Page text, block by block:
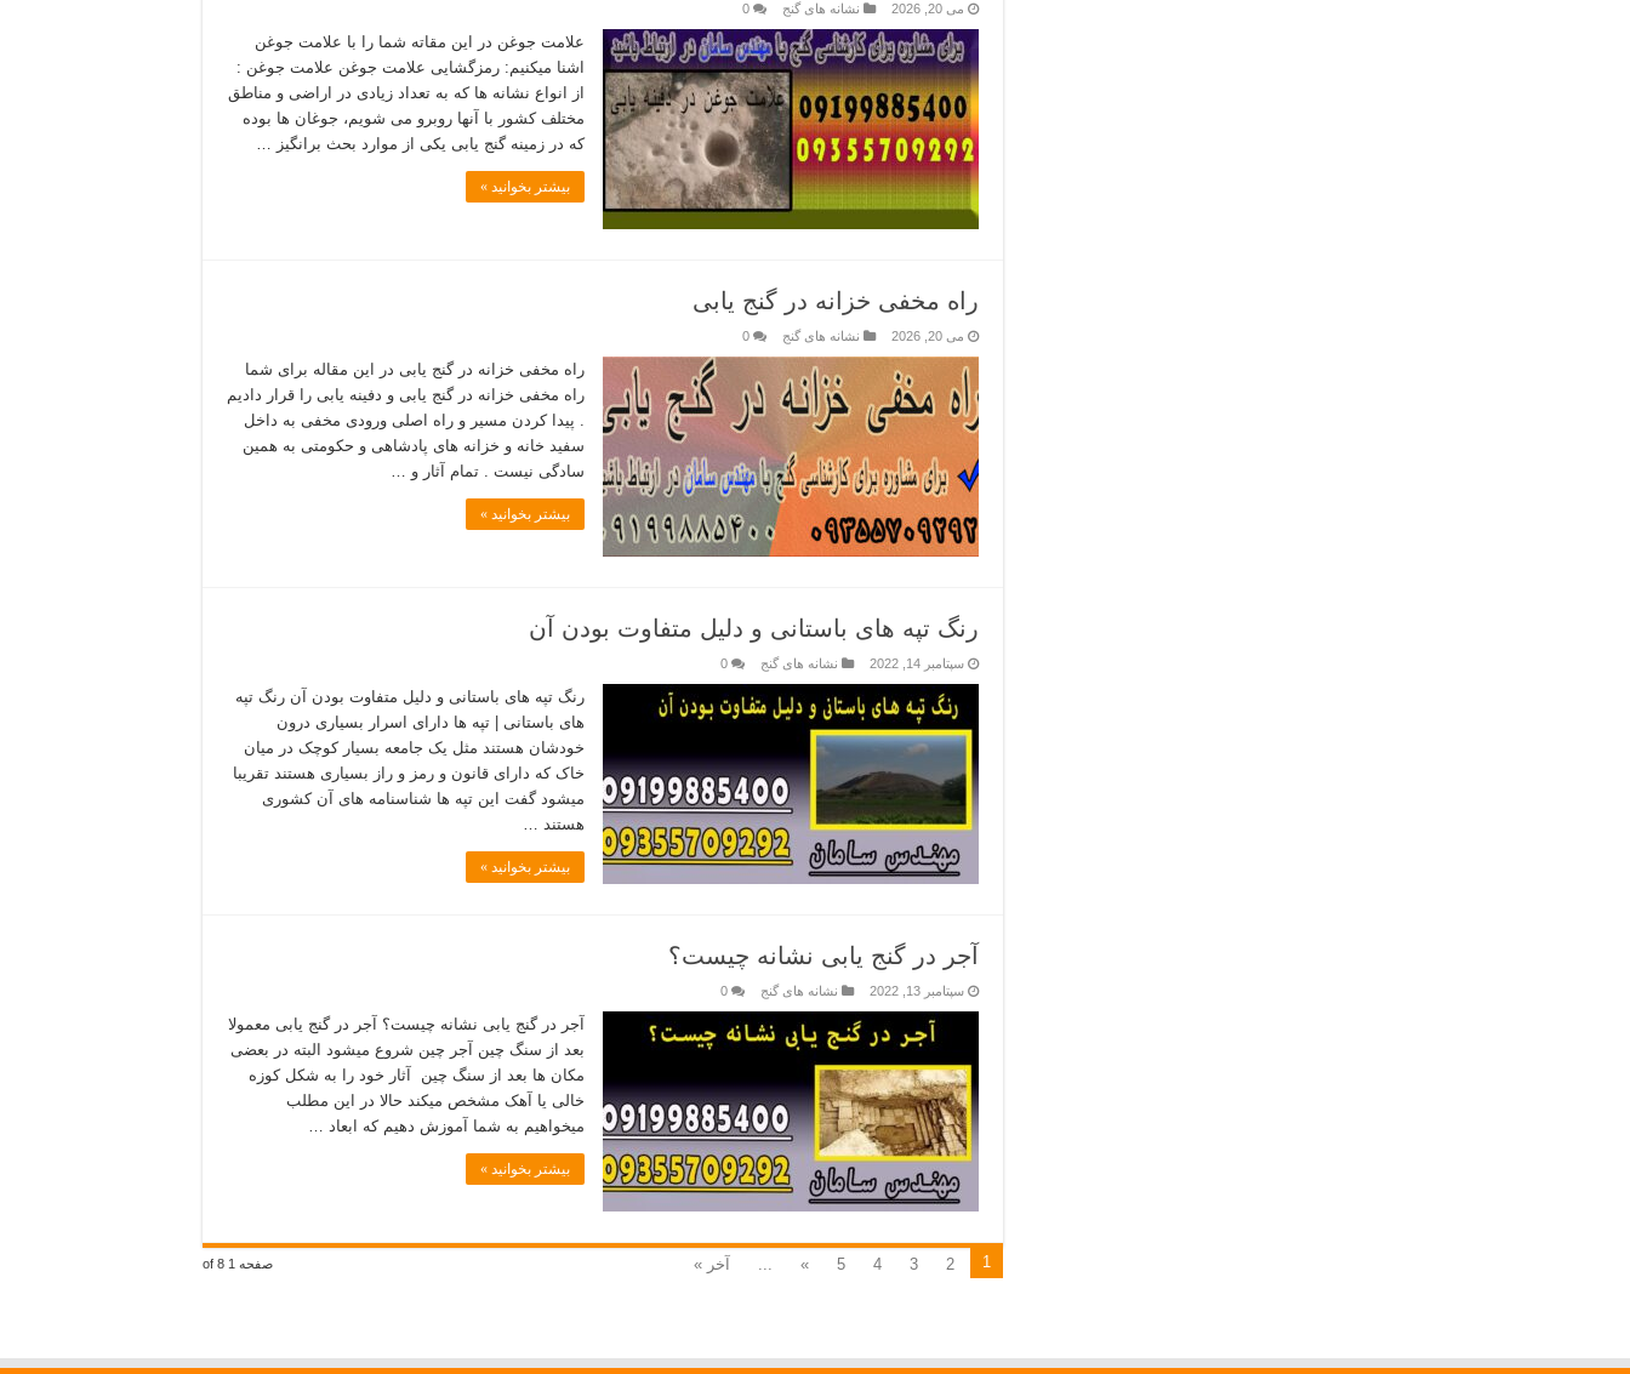
می 20, 2026 نشانه های گنج 0
علامت جوغن در این مقاته شما را با علامت جوغن
اشنا میکنیم: رمزگشایی علامت جوغن علامت جوغن :
از انواع نشانه ها که به تعداد زیادی در اراضی و مناطق
مختلف کشور با آنها روبرو می شویم، جوغان ها بوده
که در زمینه گنج یابی یکی از موارد بحث برانگیز …
بیشتر بخوانید »
راه مخفی خزانه در گنج یابی
می 20, 2026 نشانه های گنج 0
راه مخفی خزانه در گنج یابی در این مقاله برای شما
راه مخفی خزانه در گنج یابی و دفینه یابی را قرار دادیم
. پیدا کردن مسیر و راه اصلی ورودی مخفی به داخل
سفید خانه و خزانه های پادشاهی و حکومتی به همین
سادگی نیست . تمام آثار و …
بیشتر بخوانید »
رنگ تپه های باستانی و دلیل متفاوت بودن آن
سپتامبر 14, 2022 نشانه های گنج 0
رنگ تپه های باستانی و دلیل متفاوت بودن آن رنگ تپه
های باستانی | تپه ها دارای اسرار بسیاری درون
خودشان هستند مثل یک جامعه بسیار کوچک در میان
خاک که دارای قانون و رمز و راز بسیاری هستند تقریبا
میشود گفت این تپه ها شناسنامه های آن کشوری
هستند …
بیشتر بخوانید »
آجر در گنج یابی نشانه چیست؟
سپتامبر 13, 2022 نشانه های گنج 0
آجر در گنج یابی نشانه چیست؟ آجر در گنج یابی معمولا
بعد از سنگ چین آجر چین شروع میشود البته در بعضی
مکان ھا بعد از سنگ چین آثار خود را به شکل کوزه
خالی یا آھک مشخص میکند حالا در این مطلب
میخواهیم به شما آموزش دهیم که ابعاد …
بیشتر بخوانید »
صفحه 1 of 8 1
2
3
4
5
»
... آخر »